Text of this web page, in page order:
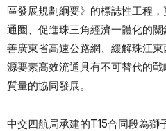
區發展規劃綱要》的標誌性工程
通圈、促進珠三角經濟一體化的
善廣東省高速公路網、緩解珠江
源要素高效流通具有不可替代的
質量的協同發展。
中交四航局承建的T15合同段為獅